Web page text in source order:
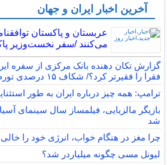
آخرین اخبار ایران و جهان
عربستان و پاکستان
می‌کنند /سفر نخست‌وزیر
گزارش تکان‌ دهنده بانک مرکزی از سفره
فقرا را فقیرتر کرد؟/ شکاف ۱۵ درصدی تورم میان فقیر و غنی
ترامپ: همه چیز درباره ایران به طور
بازیگر مالزیایی، فیلمساز سال سینمای
شد
چرا مغز در هنگام خواب، انرژی خود را
لیونل مسی چگونه میلیاردر شد؟